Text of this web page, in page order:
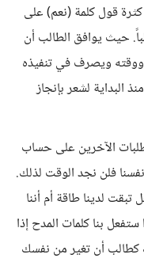
قول كلمة (نعم) على
يوافق الطالب أن
ويصرف في تنفيذه
البداية لشعر بإنجاز
الآخرين على حساب
فلن نجد الوقت لذلك.
لدينا طاقة أم أننا
بنا كلمات المدح إذا
كطالب أن تغير من نفسك